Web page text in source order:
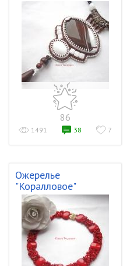
86
1491 38 7
Ожерелье
"Коралловое"